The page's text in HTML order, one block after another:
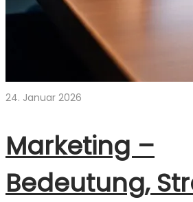
24. Januar 2026
Marketing –
Bedeutung,